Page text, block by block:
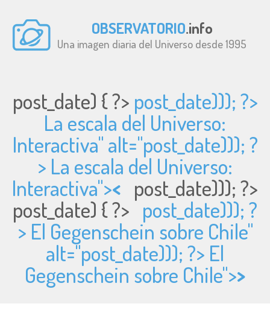
OBSERVATORIO.info
Una imagen diaria del Universo desde 1995
post_date) { ?> post_date))); ?>
La escala del Universo:
Interactiva" alt="post_date))); ?
> La escala del Universo:
Interactiva">< post_date))); ?>
post_date) { ?> post_date))); ?
> El Gegenschein sobre Chile"
alt="post_date))); ?> El
Gegenschein sobre Chile">>